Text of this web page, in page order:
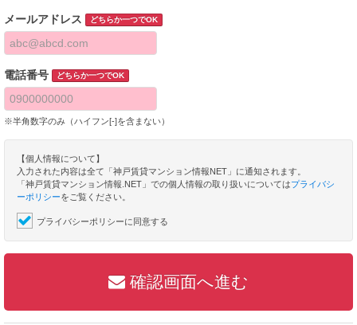
メールアドレス どちらか一つでOK
電話番号 どちらか一つでOK
※半角数字のみ（ハイフン[-]を含まない）
【個人情報について】
入力された内容は全て「神戸賃貸マンション情報NET」に通知されます。
「神戸賃貸マンション情報.NET」での個人情報の取り扱いについてはプライバシ
ーポリシーをご覧ください。
プライバシーポリシーに同意する
確認画面へ進む